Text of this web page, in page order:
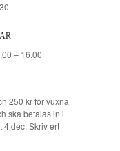
– 16.00
250 kr för vuxna
ska betalas in i
4 dec. Skriv ert